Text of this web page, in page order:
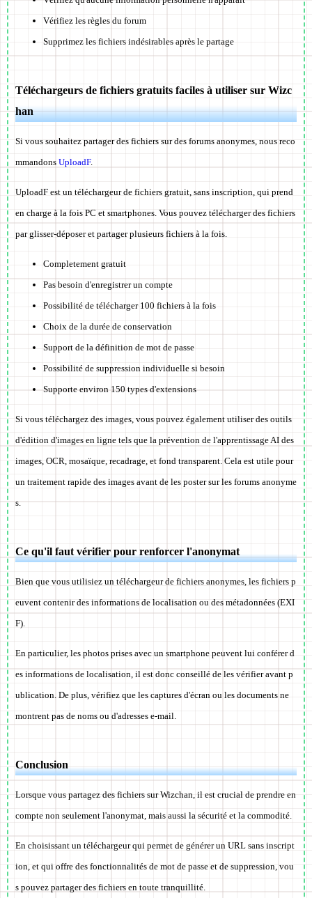
Vérifiez les règles du forum
Supprimez les fichiers indésirables après le partage
Téléchargeurs de fichiers gratuits faciles à utiliser sur Wizc
han
Si vous souhaitez partager des fichiers sur des forums anonymes, nous reco
mmandons UploadF.
UploadF est un téléchargeur de fichiers gratuit, sans inscription, qui prend
en charge à la fois PC et smartphones. Vous pouvez télécharger des fichiers
par glisser-déposer et partager plusieurs fichiers à la fois.
Completement gratuit
Pas besoin d'enregistrer un compte
Possibilité de télécharger 100 fichiers à la fois
Choix de la durée de conservation
Support de la définition de mot de passe
Possibilité de suppression individuelle si besoin
Supporte environ 150 types d'extensions
Si vous téléchargez des images, vous pouvez également utiliser des outils
d'édition d'images en ligne tels que la prévention de l'apprentissage AI des
images, OCR, mosaïque, recadrage, et fond transparent. Cela est utile pour
un traitement rapide des images avant de les poster sur les forums anonyme
s.
Ce qu'il faut vérifier pour renforcer l'anonymat
Bien que vous utilisiez un téléchargeur de fichiers anonymes, les fichiers p
euvent contenir des informations de localisation ou des métadonnées (EXI
F).
En particulier, les photos prises avec un smartphone peuvent lui conférer d
es informations de localisation, il est donc conseillé de les vérifier avant p
ublication. De plus, vérifiez que les captures d'écran ou les documents ne
montrent pas de noms ou d'adresses e-mail.
Conclusion
Lorsque vous partagez des fichiers sur Wizchan, il est crucial de prendre en
compte non seulement l'anonymat, mais aussi la sécurité et la commodité.
En choisissant un téléchargeur qui permet de générer un URL sans inscript
ion, et qui offre des fonctionnalités de mot de passe et de suppression, vou
s pouvez partager des fichiers en toute tranquillité.